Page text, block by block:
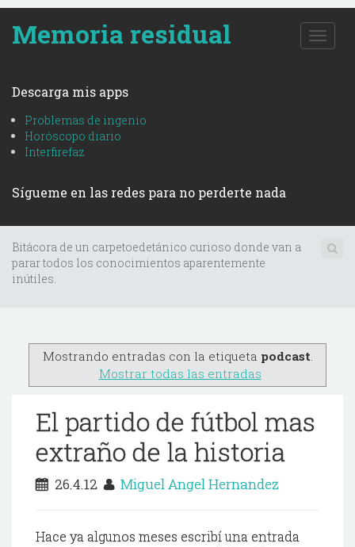
Memoria residual
T
o
t
Descarga mis apps
Problemas de ingenio
Horóscopo diario
Interfirefaz
Sígueme en las redes para no perderte nada
Bitácora de un carpetoedetánico curioso donde van a
parar todos los conocimientos aparentemente
inútiles.
Mostrando entradas con la etiqueta podcast
Mostrar todas las entradas
El partido de fútbol mas
extraño de la historia
26.4.12 Miguel Angel Hernandez
Hace ya algunos meses escribí una entrada